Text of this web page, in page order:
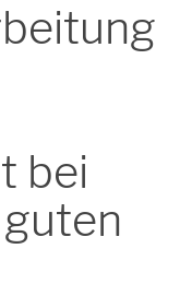
bei